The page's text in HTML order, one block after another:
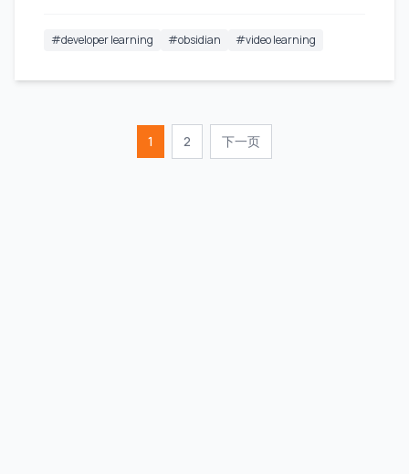
#developer learning #obsidian #video learning
1 2 下一页